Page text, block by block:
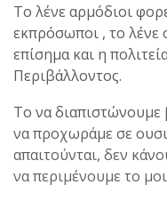
Το λένε αρμόδιοι
εκπρόσωποι , το λένε
επίσημα και η
Περιβάλλοντος.
Το να διαπιστώνουμε
να προχωράμε σε
απαιτούνται, δεν
να περιμένουμε το